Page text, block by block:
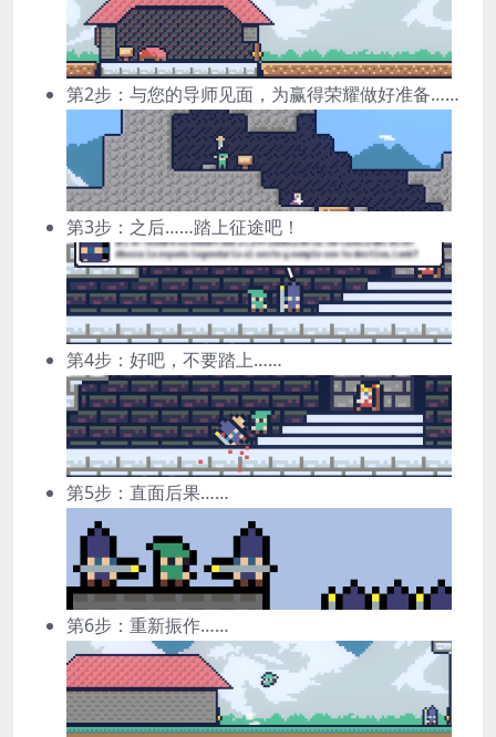
第2步：与您的导师见面，为赢得荣耀做好准备……
第3步：之后……踏上征途吧！
第4步：好吧，不要踏上……
第5步：直面后果……
第6步：重新振作……